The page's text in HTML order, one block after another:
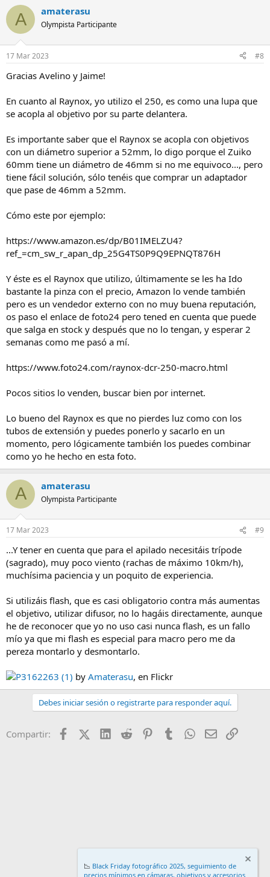
A amaterasu
Olympista Participante
17 Mar 2023 #8
Gracias Avelino y Jaime!
En cuanto al Raynox, yo utilizo el 250, es como una lupa que
se acopla al objetivo por su parte delantera.
Es importante saber que el Raynox se acopla con objetivos
con un diámetro superior a 52mm, lo digo porque el Zuiko
60mm tiene un diámetro de 46mm si no me equivoco..., pero
tiene fácil solución, sólo tenéis que comprar un adaptador
que pase de 46mm a 52mm.
Cómo este por ejemplo:
https://www.amazon.es/dp/B01IMELZU4?
ref_=cm_sw_r_apan_dp_25G4TS0P9Q9EPNQT876H
Y éste es el Raynox que utilizo, últimamente se les ha Ido
bastante la pinza con el precio, Amazon lo vende también
pero es un vendedor externo con no muy buena reputación,
os paso el enlace de foto24 pero tened en cuenta que puede
que salga en stock y después que no lo tengan, y esperar 2
semanas como me pasó a mí.
https://www.foto24.com/raynox-dcr-250-macro.html
Pocos sitios lo venden, buscar bien por internet.
Lo bueno del Raynox es que no pierdes luz como con los
tubos de extensión y puedes ponerlo y sacarlo en un
momento, pero lógicamente también los puedes combinar
como yo he hecho en esta foto.
A amaterasu
Olympista Participante
17 Mar 2023 #9
...Y tener en cuenta que para el apilado necesitáis trípode
(sagrado), muy poco viento (rachas de máximo 10km/h),
muchísima paciencia y un poquito de experiencia.
Si utilizáis flash, que es casi obligatorio contra más aumentas
el objetivo, utilizar difusor, no lo hagáis directamente, aunque
he de reconocer que yo no uso casi nunca flash, es un fallo
mío ya que mi flash es especial para macro pero me da
pereza montarlo y desmontarlo.
P3162263 (1) by Amaterasu, en Flickr
Debes iniciar sesión o registrarte para responder aquí.
Compartir: FacebookX (Twitter)
LinkedIn
Reddit PinterestTumblr WhatsApp
EmailEnlace
📉 Black Friday fotográfico 2025, seguimiento de
precios mínimos en cámaras, objetivos y accesorios